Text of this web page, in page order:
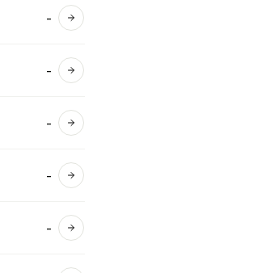
- Ver detalles
- Ver detalles
- Ver detalles
- Ver detalles
- Ver detalles